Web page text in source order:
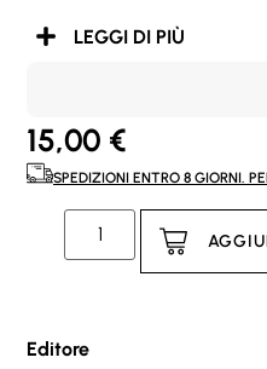
LEGGI DI PIÙ
15,00 €
SPEDIZIONI ENTRO 8 GIORNI.
Editore